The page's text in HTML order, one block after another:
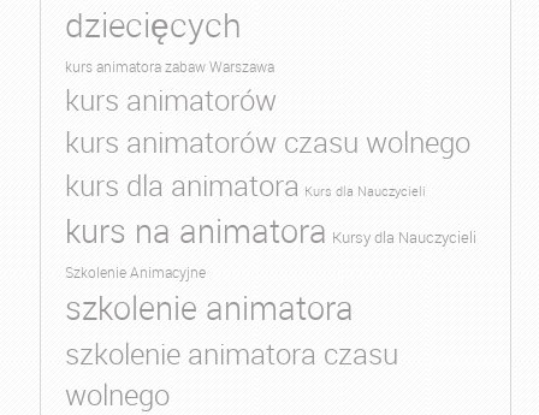
dziecięcych
kurs animatora zabaw Warszawa
kurs animatorów
kurs animatorów czasu wolnego
kurs dla animatora Kurs dla Nauczycieli
kurs na animatora Kursy dla Nauczycieli
Szkolenie Animacyjne
szkolenie animatora
szkolenie animatora czasu
wolnego